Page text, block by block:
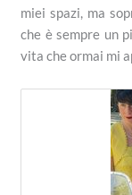
miei spazi, ma
che è sempre un
vita che ormai mi